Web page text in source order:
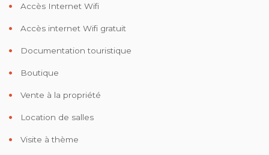
Accès Internet Wifi
Accès internet Wifi gratuit
Documentation touristique
Boutique
Vente à la propriété
Location de salles
Visite à thème